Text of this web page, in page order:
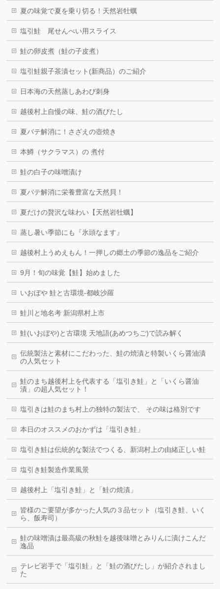
夏の味覚で夏を乗り切る！天然岩牡蠣
塩引鮭 尾せんべい用スライス
鮭の卵皮煮（鮭の子皮煮）
塩引鮭親子茶漬セット(新商品）のご紹介
日本海の天然蒸しあわび刺身
越後村上自慢の味、鮭の酒びたし
夏バテ解消に！さざえの壺焼き
本鱒（サクラマス）の 煮付
鮭の白子の味噌漬け
夏バテ解消に栄養豊富な天然貝！
夏だけの贅沢な味わい【天然岩牡蠣】
蒸し暑い季節にも『氷頭なます』
越後村上うめえもん！一押しの郷土の季節の逸品をご紹介
9月！旬の味覚【鮭】始めました
いおぼや 鮭と古環境-都岐沙羅
鮭川と地名考 新潟県村上市
鮭(いおぼや)と古環境 天地語(あめつちご)で読み解く
伝統製法と素材にこだわった、鮭の焼漬と特製いくら醤油漬
の人気セット
鮭のまち越後村上を代表する「塩引き鮭」と「いくら醤油
漬」の超人気セット！
塩引きは鮭のまち村上の独特の製法で、 その味は格別です
本日のオススメのおかずは「塩引き鮭」
塩引き鮭は伝統的な製法でつくる、新潟村上の由緒正しい鮭
塩引き鮭製造作業風景
越後村上「塩引き鮭」と「鮭の焼漬」
皆様のご要望が多かった人気の３品セット（塩引き鮭、いく
ら、飯寿司）
鮭の味噌漬は最高級の秋鮭を越後味噌とみりんに漬けこんだ
逸品
テレビ岩手で「塩引鮭」と「鮭の酒びたし」が紹介されまし
た